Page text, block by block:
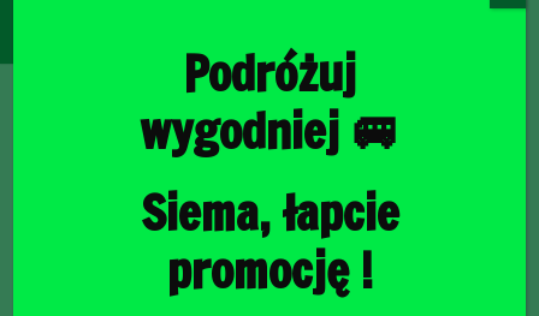
Podróżuj
wygodniej 🚐
Siema, łapcie
promocję !